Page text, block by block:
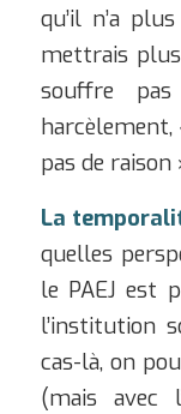
qu’il n’a
mettrais
souffre
harcèlement,
pas de raison
La
quelles
le PAEJ est
l’institution
cas-là, on
(mais avec